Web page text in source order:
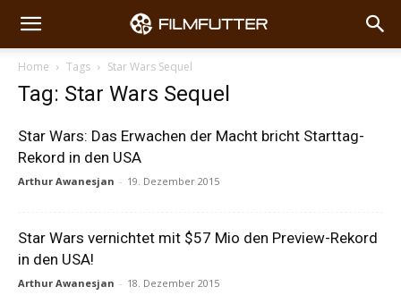
Home Tags Star Wars Sequel
Tag: Star Wars Sequel
Star Wars: Das Erwachen der Macht bricht Starttag-
Rekord in den USA
Arthur Awanesjan - 19. Dezember 2015
Star Wars vernichtet mit $57 Mio den Preview-Rekord
in den USA!
Arthur Awanesjan - 18. Dezember 2015